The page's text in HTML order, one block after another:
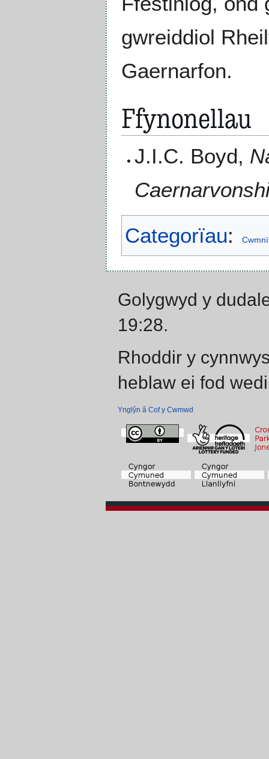
gwreiddiol
Gaernarfon.
Ffynonellau
J.I.C. Boyd,
Categorïau:
Golygwyd y
19:28.
Rhoddir y
heblaw ei fod
Ynglŷn â Cof y Cwmwd